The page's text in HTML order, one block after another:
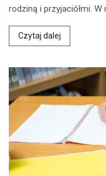
rodziną i przyjaciółmi.
Czytaj dalej